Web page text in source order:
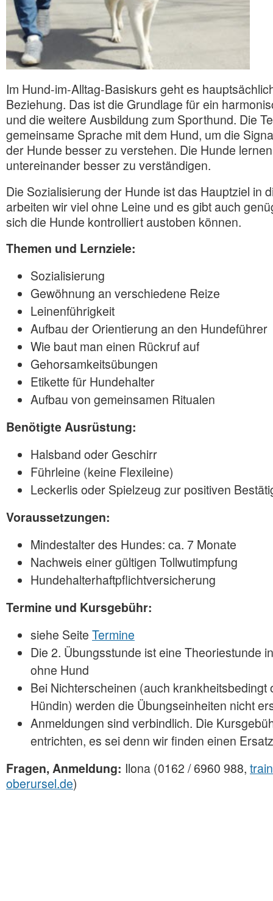
Im Hund-im-Alltag-Basiskurs geht es
Beziehung. Das ist die Grundlage für ein
und die weitere Ausbildung zum Sporthund. Die
gemeinsame Sprache mit dem Hund, um die
der Hunde besser zu verstehen. Die Hunde
untereinander besser zu verständigen.
Die Sozialisierung der Hunde ist das Hauptziel in
arbeiten wir viel ohne Leine und es gibt auch
sich die Hunde kontrolliert austoben können.
Themen und Lernziele:
Sozialisierung
Gewöhnung an verschiedene Reize
Leinenführigkeit
Aufbau der Orientierung an den Hundeführer
Wie baut man einen Rückruf auf
Gehorsamkeitsübungen
Etikette für Hundehalter
Aufbau von gemeinsamen Ritualen
Benötigte Ausrüstung:
Halsband oder Geschirr
Führleine (keine Flexileine)
Leckerlis oder Spielzeug zur positiven
Voraussetzungen:
Mindestalter des Hundes: ca. 7 Monate
Nachweis einer gültigen Tollwutimpfung
Hundehalterhaftpflichtversicherung
Termine und Kursgebühr:
siehe Seite Termine
Die 2. Übungsstunde ist eine Theoriestunde
ohne Hund
Bei Nichterscheinen (auch krankheitsbedingt
Hündin) werden die Übungseinheiten nicht
Anmeldungen sind verbindlich. Die
entrichten, es sei denn wir finden einen Ersatz
Fragen, Anmeldung: Ilona (0162 / 6960 988,
oberursel.de)